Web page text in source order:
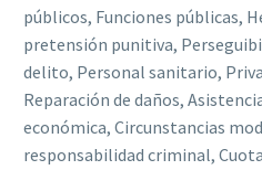
públicos, Funciones públicas,
pretensión punitiva,
delito, Personal sanitario,
Reparación de daños,
económica, Circunstancias
responsabilidad criminal,